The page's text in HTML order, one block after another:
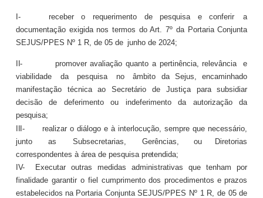
I- receber o requerimento de pesquisa e conferir
a
documentação exigida nos termos do Art. 7º da Portaria Conjunta
SEJUS/PPES Nº 1 R, de 05 de junho de 2024;
II- promover avaliação quanto a pertinência, relevância
e
viabilidade
da pesquisa no
âmbito da Sejus, encaminhado
manifestação técnica ao Secretário de Justiça para subsidiar
decisão de deferimento ou indeferimento da autorização da
pesquisa;
III-
realizar o diálogo e à interlocução, sempre que necessário,
junto
as Subsecretarias, Gerências,
ou Diretorias
correspondentes à área de pesquisa pretendida;
IV-
Executar outras medidas administrativas que tenham por
finalidade garantir o fiel cumprimento dos procedimentos e prazos
estabelecidos na Portaria Conjunta SEJUS/PPES Nº 1 R, de 05 de